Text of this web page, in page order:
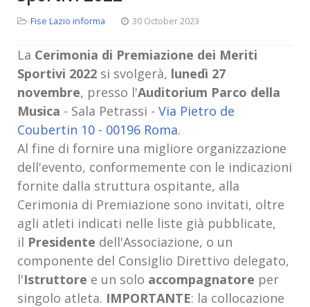
Fise Lazio informa 30 October 2023
La Cerimonia di Premiazione dei Meriti
Sportivi 2022 si svolgerà, lunedì 27
novembre, presso l'Auditorium Parco della
Musica - Sala Petrassi - Via Pietro de
Coubertin 10 - 00196 Roma.
Al fine di fornire una migliore organizzazione
dell'evento, conformemente con le indicazioni
fornite dalla struttura ospitante, alla
Cerimonia di Premiazione sono invitati, oltre
agli atleti indicati nelle liste già pubblicate,
il Presidente dell'Associazione, o un
componente del Consiglio Direttivo delegato,
l'Istruttore e un solo accompagnatore per
singolo atleta. IMPORTANTE: la collocazione